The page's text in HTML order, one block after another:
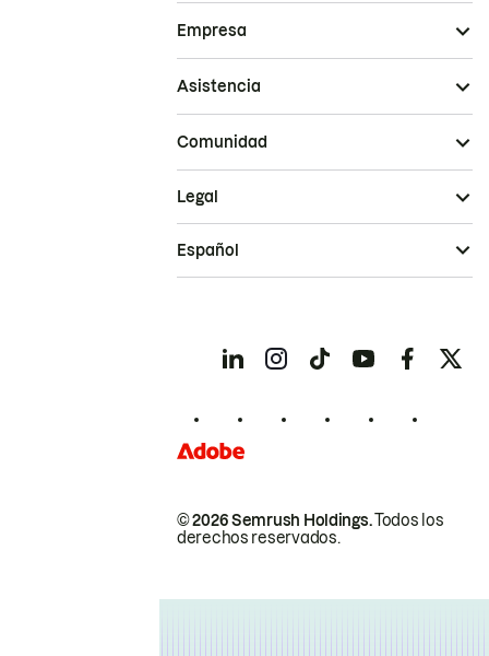
Empresa
Asistencia
Comunidad
© 2026 Semrush Holdings.Todos los
derechos reservados.
Legal
Español